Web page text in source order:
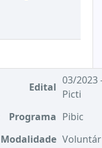
Edital
03/2023
Picti
Programa Pibic
Modalidade